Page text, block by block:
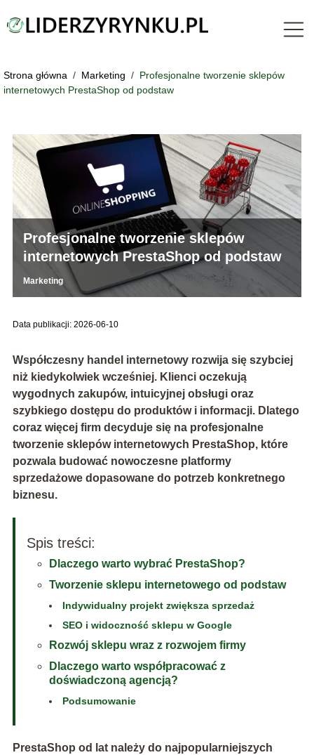
Strona główna / Marketing / Profesjonalne tworzenie sklepów
internetowych PrestaShop od podstaw
Profesjonalne tworzenie sklepów
internetowych PrestaShop od podstaw
Marketing
Data publikacji: 2026-06-10
Współczesny handel internetowy rozwija się szybciej
niż kiedykolwiek wcześniej. Klienci oczekują
wygodnych zakupów, intuicyjnej obsługi oraz
szybkiego dostępu do produktów i informacji. Dlatego
coraz więcej firm decyduje się na profesjonalne
tworzenie sklepów internetowych PrestaShop, które
pozwala budować nowoczesne platformy
sprzedażowe dopasowane do potrzeb konkretnego
biznesu.
Spis treści:
Dlaczego warto wybrać PrestaShop?
Tworzenie sklepu internetowego od podstaw
Indywidualny projekt zwiększa sprzedaż
SEO i widoczność sklepu w Google
Rozwój sklepu wraz z rozwojem firmy
Dlaczego warto współpracować z
doświadczoną agencją?
Podsumowanie
PrestaShop od lat należy do najpopularniejszych